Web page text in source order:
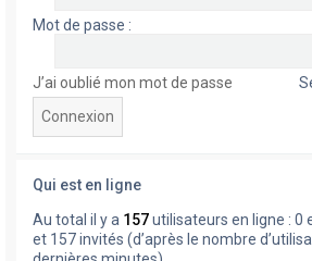
Mot de passe :
J’ai oublié mon mot de passe
Qui est en ligne
Au total il y a 157utilisateurs en ligne : 0
et 157 invités (d’après le nombre